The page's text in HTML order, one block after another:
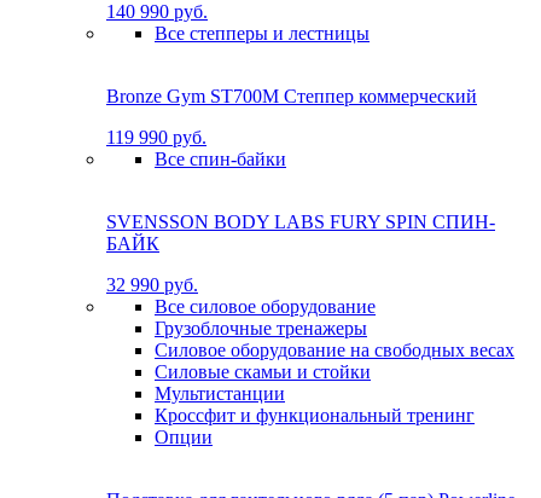
140 990 руб.
Все степперы и лестницы
Bronze Gym ST700M Степпер коммерческий
119 990 руб.
Все спин-байки
SVENSSON BODY LABS FURY SPIN СПИН-
БАЙК
32 990 руб.
Все силовое оборудование
Грузоблочные тренажеры
Силовое оборудование на свободных весах
Силовые скамьи и стойки
Мультистанции
Кроссфит и функциональный тренинг
Опции